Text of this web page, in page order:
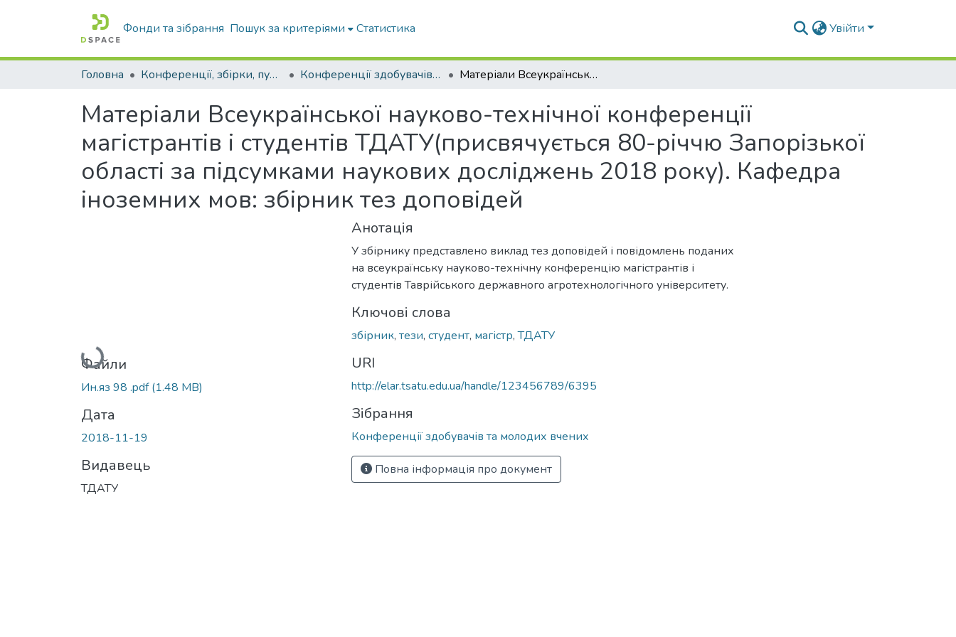
Фонди та зібрання Пошук за критеріями Статистика Увійти
Головна Конференції, збірки, публікації молодих вчених і здобувачів : магістрів, бакалаврів, аспірантів. Конференції здобувачів та молодих вчених Матеріали Всеукраїнської науково-технічної конференції магістрантів і студентів ТДАТУ(присвячується 80-річчю Запорізької області за підсумками наукових досліджень 2018 року). Кафедра іноземних мов: збірник тез доповідей
Матеріали Всеукраїнської науково-технічної конференції
магістрантів і студентів ТДАТУ(присвячується 80-річчю Запорізької
області за підсумками наукових досліджень 2018 року). Кафедра
іноземних мов: збірник тез доповідей
Вантажиться...
Файли
Ин.яз 98 .pdf(1.48 MB)
Дата
2018-11-19
Видавець
ТДАТУ
Анотація
У збірнику представлено виклад тез доповідей і повідомлень поданих
на всеукраїнську науково-технічну конференцію магістрантів і
студентів Таврійського державного агротехнологічного університету.
Ключові слова
збірник, тези, студент, магістр,ТДАТУ
URI
http://elar.tsatu.edu.ua/handle/123456789/6395
Зібрання
Конференції здобувачів та молодих вчених
Повна інформація про документ